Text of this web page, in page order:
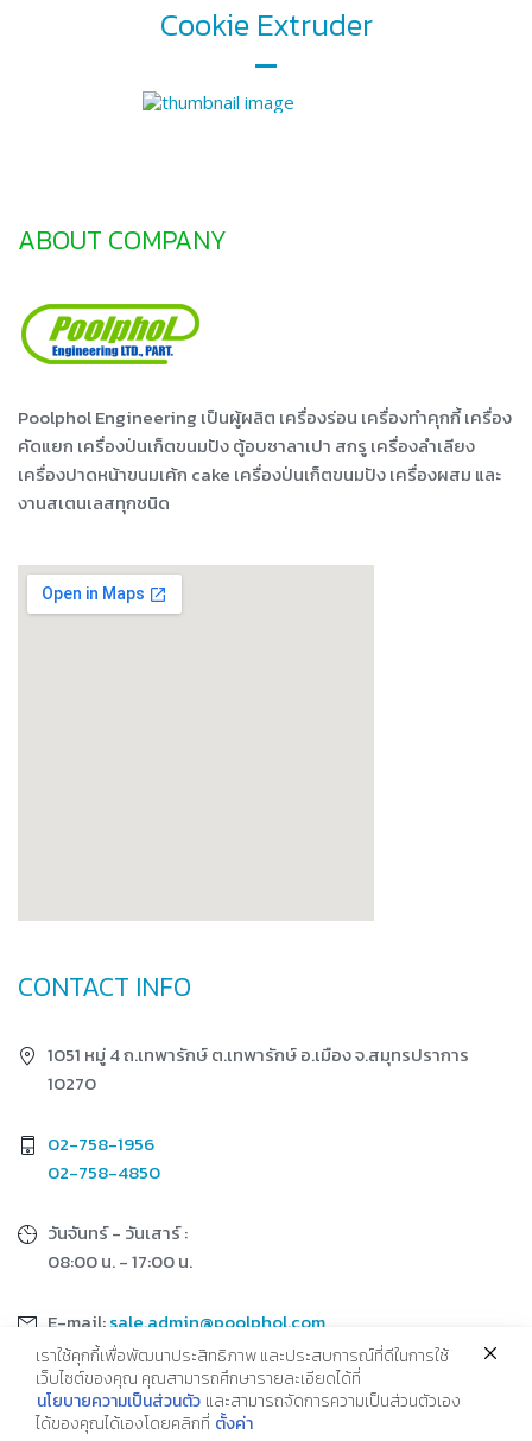
Cookie Extruder
ABOUT COMPANY
Poolphol Engineering เป็นผู้ผลิต เครื่องร่อน เครื่องทำคุกกี้ เครื่อง
คัดแยก เครื่องป่นเก็ตขนมปัง ตู้อบซาลาเปา สกรู เครื่องลำเลียง
เครื่องปาดหน้าขนมเค้ก cake เครื่องป่นเก็ตขนมปัง เครื่องผสม และ
งานสเตนเลสทุกชนิด
CONTACT INFO
1051 หมู่ 4 ถ.เทพารักษ์ ต.เทพารักษ์ อ.เมือง จ.สมุทรปราการ
10270
02-758-1956
02-758-4850
วันจันทร์ - วันเสาร์ :
08:00 น. - 17:00 น.
E-mail:sale.admin@poolphol.com
เราใช้คุกกี้เพื่อพัฒนาประสิทธิภาพ และประสบการณ์ที่ดีในการใช้
เว็บไซต์ของคุณ คุณสามารถศึกษารายละเอียดได้ที่
นโยบายความเป็นส่วนตัว และสามารถจัดการความเป็นส่วนตัวเอง
ได้ของคุณได้เองโดยคลิกที่ ตั้งค่า